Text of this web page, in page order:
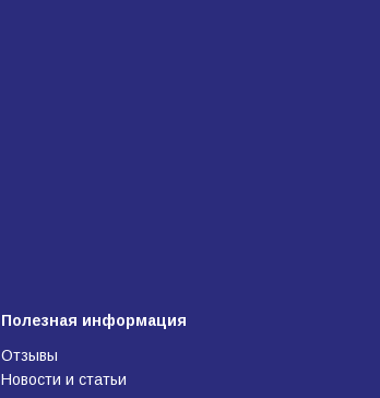
Полезная информация
Отзывы
Новости и статьи